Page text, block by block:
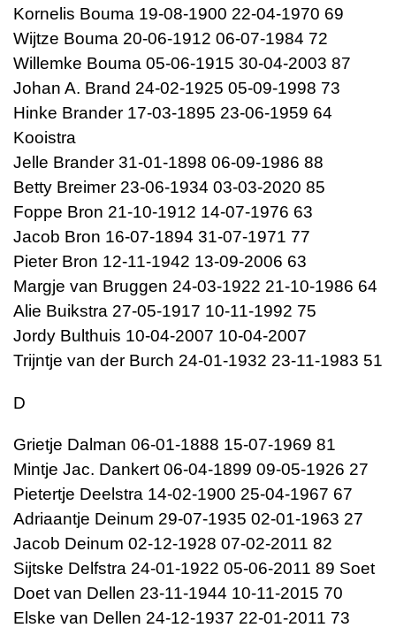
Kornelis Bouma 19-08-1900 22-04-1970 69
Wijtze Bouma 20-06-1912 06-07-1984 72
Willemke Bouma 05-06-1915 30-04-2003 87
Johan A. Brand 24-02-1925 05-09-1998 73
Hinke Brander 17-03-1895 23-06-1959 64
Kooistra
Jelle Brander 31-01-1898 06-09-1986 88
Betty Breimer 23-06-1934 03-03-2020 85
Foppe Bron 21-10-1912 14-07-1976 63
Jacob Bron 16-07-1894 31-07-1971 77
Pieter Bron 12-11-1942 13-09-2006 63
Margje van Bruggen 24-03-1922 21-10-1986 64
Alie Buikstra 27-05-1917 10-11-1992 75
Jordy Bulthuis 10-04-2007 10-04-2007
Trijntje van der Burch 24-01-1932 23-11-1983 51
D
Grietje Dalman 06-01-1888 15-07-1969 81
Mintje Jac. Dankert 06-04-1899 09-05-1926 27
Pietertje Deelstra 14-02-1900 25-04-1967 67
Adriaantje Deinum 29-07-1935 02-01-1963 27
Jacob Deinum 02-12-1928 07-02-2011 82
Sijtske Delfstra 24-01-1922 05-06-2011 89 Soet
Doet van Dellen 23-11-1944 10-11-2015 70
Elske van Dellen 24-12-1937 22-01-2011 73